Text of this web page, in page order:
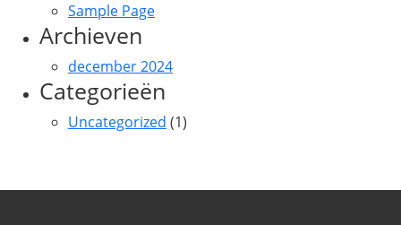
Sample Page
Archieven
december 2024
Categorieën
Uncategorized (1)